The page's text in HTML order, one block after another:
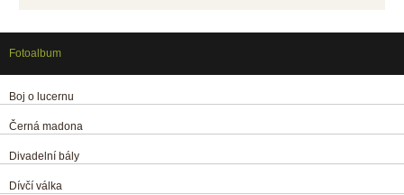
Fotoalbum
Boj o lucernu
Černá madona
Divadelní bály
Dívčí válka